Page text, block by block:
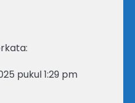
pukul 1:29 pm